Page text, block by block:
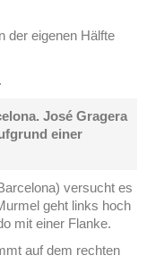
der eigenen Hälfte
José Gragera
einer
versucht es
geht links hoch
mit einer Flanke.
auf dem rechten